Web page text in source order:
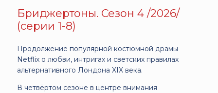
Бриджертоны. Сезон 4 /2026/
(серии 1-8)
Продолжение популярной костюмной драмы
Netflix о любви, интригах и светских правилах
альтернативного Лондона XIX века.
В четвёртом сезоне в центре внимания